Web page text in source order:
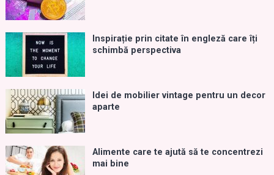
Inspirație prin citate în engleză care îți
schimbă perspectiva
Idei de mobilier vintage pentru un decor
aparte
Alimente care te ajută să te concentrezi
mai bine